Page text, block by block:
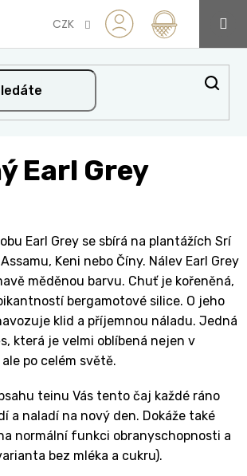
CZK
Earl Grey
Earl Grey se sbírá na plantážích Srí
Keni nebo Číny. Nálev Earl Grey
měděnou barvu. Chuť je kořeněná,
bergamotové silice. O jeho
klid a příjemnou náladu. Jedná
která je velmi oblíbená nejen v
po celém světě.
teinu Vás tento čaj každé ráno
a naladí na nový den. Dokáže také
normální funkci obranyschopnosti a
bez mléka a cukru).